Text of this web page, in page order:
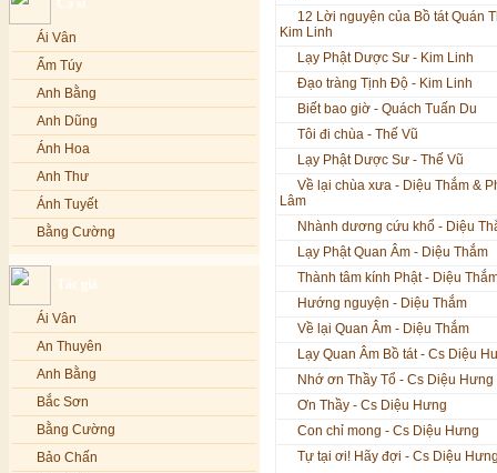
Nếu xa Phật - Diệu Hưng
Tình Lam - Kim Khánh & Hoàng
Vĩnh
Xin cho con niềm tin - Kim Linh
Quán Âm Mẹ hiền - Kim Linh
Nhạc niệm Nam Mô A Di Đà Phật -
Kim Linh
Mẹ Từ Bi - Kim Linh
12 Lời nguyện của Bồ tát Quán Thế
Âm - Kim Linh
Lạy Phật Dược Sư - Kim Linh
Diệu Pháp Liên Hoa - Kim Linh
Ái Vân
Ẩm Túy
Anh Bằng
Anh Dũng
Ánh Hoa
Anh Thư
Ánh Tuyết
Bằng Cường
Bảo Yến
Bảo Yến và Khắc Dũng
Bé Minh Tú
Bé Phương Anh
Bé Xuân Mai
Bích Hồng
Bích Phượng
Tác giả
Ái Vân
An Thuyên
Anh Bằng
Bắc Sơn
Bằng Cường
Bảo Chấn
12 Lời nguyện của Bồ tát Quán
Kim Linh
Lạy Phật Dược Sư - Kim Linh
Đạo tràng Tịnh Độ - Kim Linh
Biết bao giờ - Quách Tuấn Du
Tôi đi chùa - Thế Vũ
Lạy Phật Dược Sư - Thế Vũ
Về lại chùa xưa - Diệu Thắm &
Lâm
Nhành dương cứu khổ - Diệu
Lạy Phật Quan Âm - Diệu Thắm
Thành tâm kính Phật - Diệu
Hướng nguyện - Diệu Thắm
Về lại Quan Âm - Diệu Thắm
Lạy Quan Âm Bồ tát - Cs Diệu
Nhớ ơn Thầy Tổ - Cs Diệu Hưng
Ơn Thầy - Cs Diệu Hưng
Con chỉ mong - Cs Diệu Hưng
Tự tại ơi! Hãy đợi - Cs Diệu